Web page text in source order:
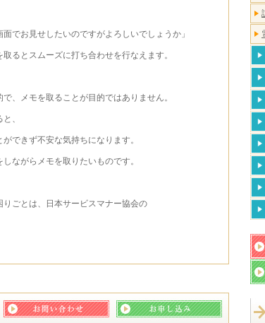
でお見せしたいのですがよろしいでしょうか」
るとスムーズに打ち合わせを行なえます。
、メモを取ることが目的ではありません。
、
できず不安な気持ちになります。
ながらメモを取りたいものです。
ごとは、日本サービスマナー協会の